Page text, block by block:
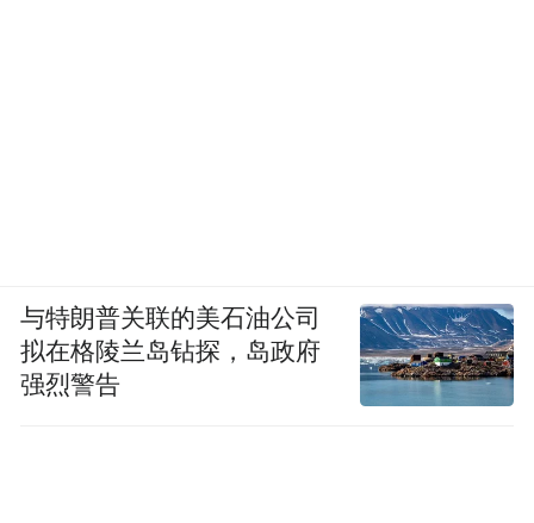
与特朗普关联的美石油公司
拟在格陵兰岛钻探，岛政府
强烈警告